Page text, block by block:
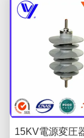
15KV電源変圧